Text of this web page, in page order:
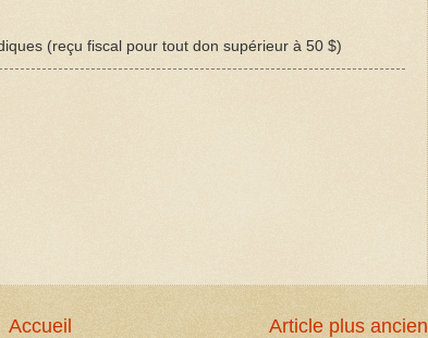
(reçu fiscal pour tout don supérieur à 50 $)
Article plus ancien
Accueil